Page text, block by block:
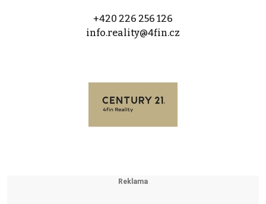
+420 226 256 126
info.reality@4fin.cz